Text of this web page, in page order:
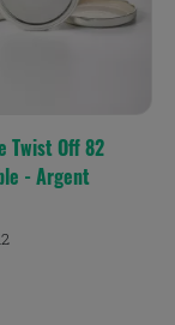
Twist Off 82
- Argent